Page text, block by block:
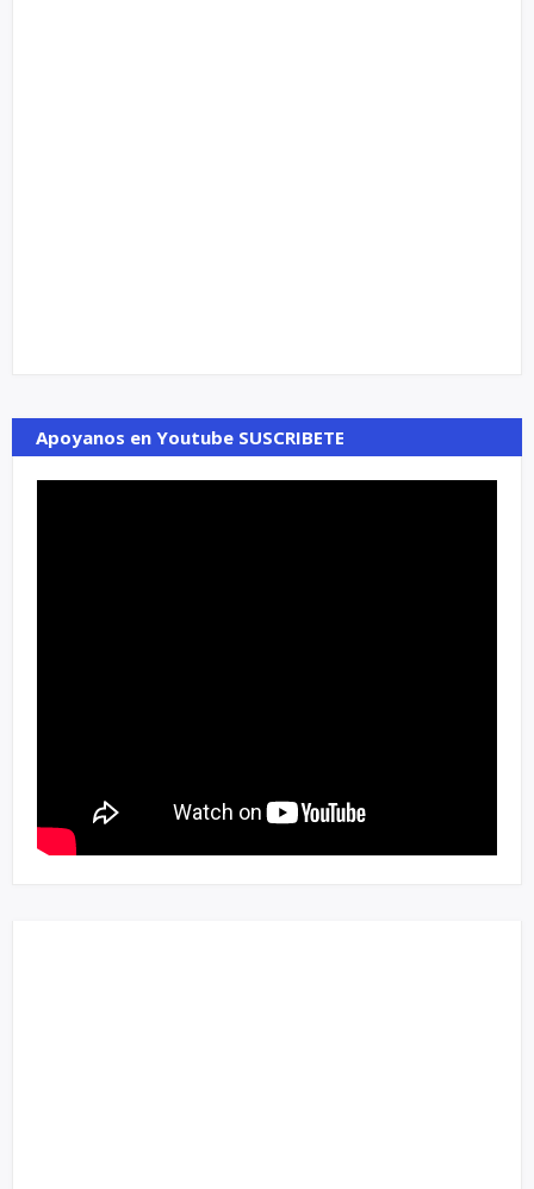
Apoyanos en Youtube SUSCRIBETE